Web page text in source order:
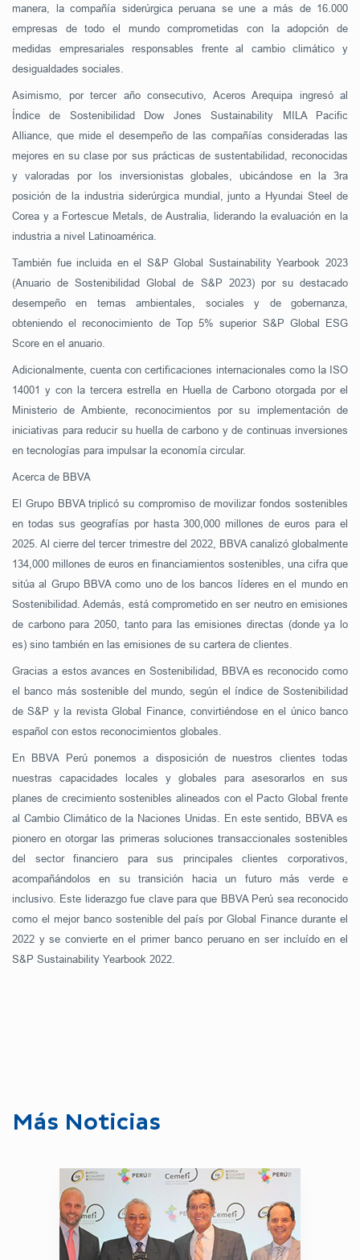
manera, la compañía siderúrgica peruana se une a más de 16.000
empresas de todo el mundo comprometidas con la adopción de
medidas empresariales responsables frente al cambio climático y
desigualdades sociales.
Asimismo, por tercer año consecutivo, Aceros Arequipa ingresó al
Índice de Sostenibilidad Dow Jones Sustainability MILA Pacific
Alliance, que mide el desempeño de las compañías consideradas las
mejores en su clase por sus prácticas de sustentabilidad, reconocidas
y valoradas por los inversionistas globales, ubicándose en la 3ra
posición de la industria siderúrgica mundial, junto a Hyundai Steel de
Corea y a Fortescue Metals, de Australia, liderando la evaluación en la
industria a nivel Latinoamérica.
También fue incluida en el S&P Global Sustainability Yearbook 2023
(Anuario de Sostenibilidad Global de S&P 2023) por su destacado
desempeño en temas ambientales, sociales y de gobernanza,
obteniendo el reconocimiento de Top 5% superior S&P Global ESG
Score en el anuario.
Adicionalmente, cuenta con certificaciones internacionales como la ISO
14001 y con la tercera estrella en Huella de Carbono otorgada por el
Ministerio de Ambiente, reconocimientos por su implementación de
iniciativas para reducir su huella de carbono y de continuas inversiones
en tecnologías para impulsar la economía circular.
Acerca de BBVA
El Grupo BBVA triplicó su compromiso de movilizar fondos sostenibles
en todas sus geografías por hasta 300,000 millones de euros para el
2025. Al cierre del tercer trimestre del 2022, BBVA canalizó globalmente
134,000 millones de euros en financiamientos sostenibles, una cifra que
sitúa al Grupo BBVA como uno de los bancos líderes en el mundo en
Sostenibilidad. Además, está comprometido en ser neutro en emisiones
de carbono para 2050, tanto para las emisiones directas (donde ya lo
es) sino también en las emisiones de su cartera de clientes.
Gracias a estos avances en Sostenibilidad, BBVA es reconocido como
el banco más sostenible del mundo, según el índice de Sostenibilidad
de S&P y la revista Global Finance, convirtiéndose en el único banco
español con estos reconocimientos globales.
En BBVA Perú ponemos a disposición de nuestros clientes todas
nuestras capacidades locales y globales para asesorarlos en sus
planes de crecimiento sostenibles alineados con el Pacto Global frente
al Cambio Climático de la Naciones Unidas. En este sentido, BBVA es
pionero en otorgar las primeras soluciones transaccionales sostenibles
del sector financiero para sus principales clientes corporativos,
acompañándolos en su transición hacia un futuro más verde e
inclusivo. Este liderazgo fue clave para que BBVA Perú sea reconocido
como el mejor banco sostenible del país por Global Finance durante el
2022 y se convierte en el primer banco peruano en ser incluído en el
S&P Sustainability Yearbook 2022.
Más Noticias